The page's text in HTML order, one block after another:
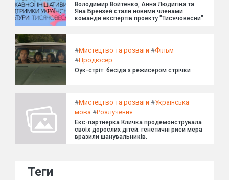
Володимир Войтенко, Анна Людигіна та
Яна Брензей стали новими членами
команди експертів проекту "Тисячовесни".
#Мистецтво та розваги #Фільм
#Продюсер
Оук-стріт: бесіда з режисером стрічки
#Мистецтво та розваги #Українська
мова #Розлучення
Екс-партнерка Кличка продемонструвала
своїх дорослих дітей: генетичні риси мера
вразили шанувальників.
Теги